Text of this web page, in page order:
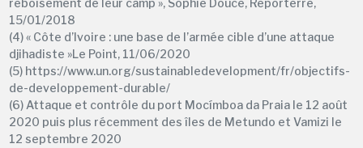
reboisement de leur camp », Sophie Douce, Reporterre,
15/01/2018
(4) « Côte d’Ivoire : une base de l’armée cible d’une attaque
djihadiste »Le Point, 11/06/2020
(5) https://www.un.org/sustainabledevelopment/fr/objectifs-
de-developpement-durable/
(6) Attaque et contrôle du port Mocímboa da Praia le 12 août
2020 puis plus récemment des îles de Metundo et Vamizi le
12 septembre 2020